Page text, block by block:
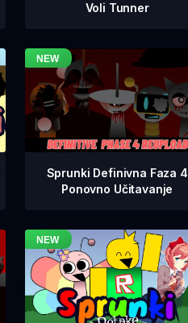
Voli Tunner
Sprunki Definivna Faza 4
Ponovno Učitavanje